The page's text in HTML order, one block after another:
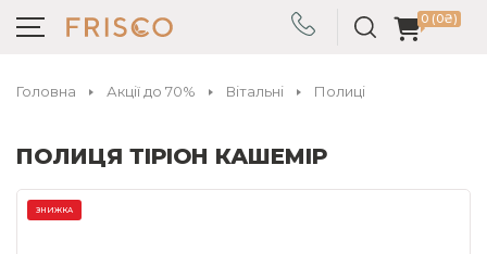
0 (0₴)
Головна Акції до 70% Вітальні Полиці
ПОЛИЦЯ ТІРІОН КАШЕМІР
ЗНИЖКА